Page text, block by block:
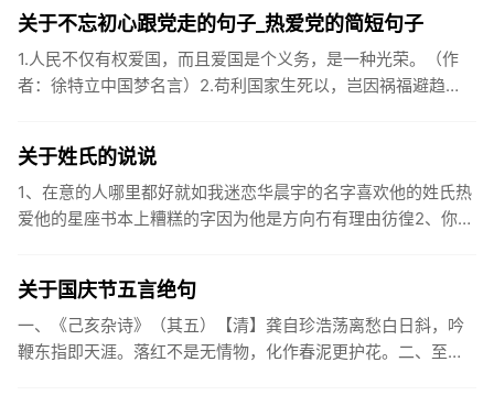
关于不忘初心跟党走的句子_热爱党的简短句子
1.人民不仅有权爱国，而且爱国是个义务，是一种光荣。（作
者：徐特立中国梦名言）2.苟利国家生死以，岂因祸福避趋
关于姓氏的说说
1、在意的人哪里都好就如我迷恋华晨宇的名字喜欢他的姓氏热
爱他的星座书本上糟糕的字因为他是方向冇有理由彷徨2、你的
关于国庆节五言绝句
一、《己亥杂诗》（其五）【清】龚自珍浩荡离愁白日斜，吟
鞭东指即天涯。落红不是无情物，化作春泥更护花。二、至今